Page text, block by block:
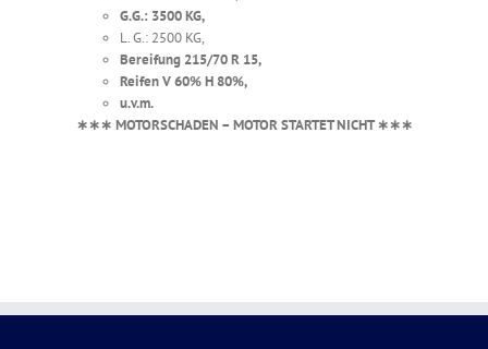
G.G.: 3500 KG,
L. G.: 2500 KG,
Bereifung 215/70 R 15,
Reifen V 60% H 80%,
u.v.m.
∗∗∗ MOTORSCHADEN – MOTOR STARTET NICHT ∗∗∗